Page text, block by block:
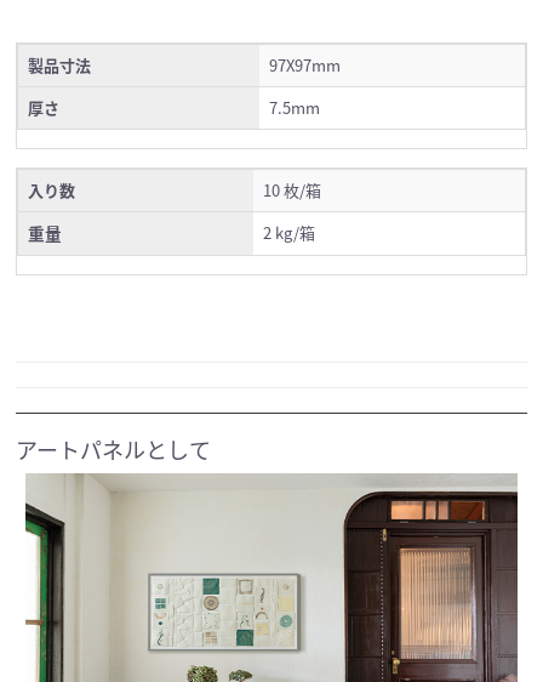
製品寸法
97X97mm
厚さ
7.5mm
入り数 10 枚/箱
重量 2 kg/箱
アートパネルとして